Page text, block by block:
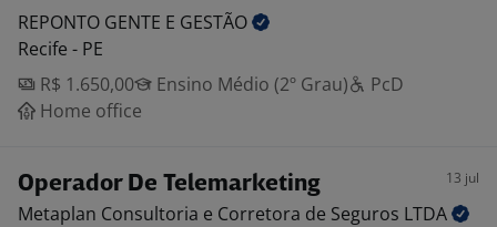
REPONTO GENTE E GESTÃO
Recife - PE
R$ 1.650,00
Ensino Médio (2º Grau)
PcD
Home office
Operador De Telemarketing 13 jul
Metaplan Consultoria e Corretora de Seguros LTDA